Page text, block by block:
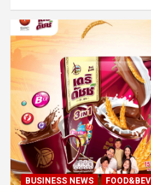
BUSINESS NEWS